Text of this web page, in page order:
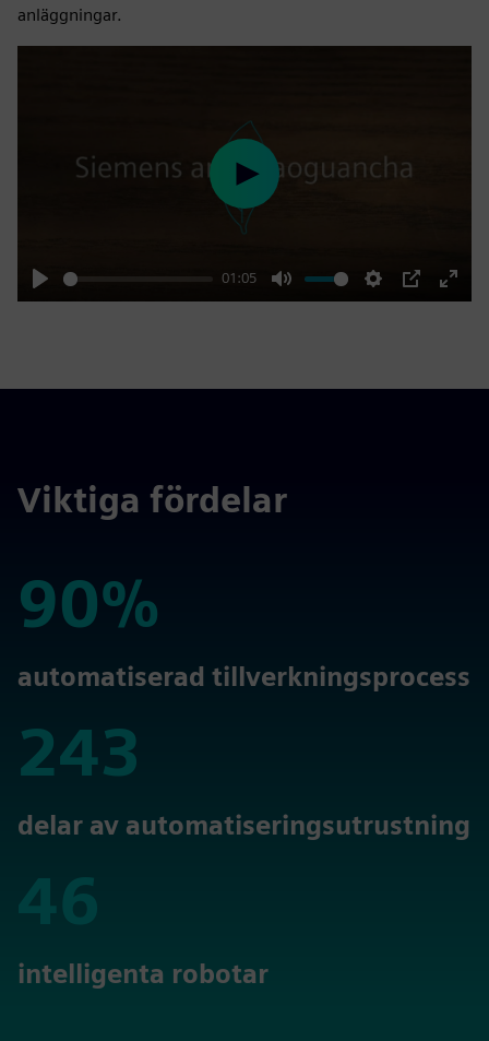
anläggningar.
Play
01:05
Mute Settings
PIP
Enter
Play
Viktiga fördelar
90%
90%
automatiserad tillverkningsprocess
243
243
delar av automatiseringsutrustning
46
46
intelligenta robotar